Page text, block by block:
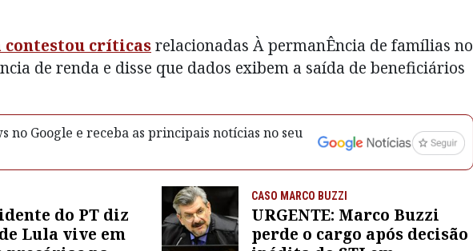
críticasrelacionadas À permanÊncia de famílias no
de renda e disse que dados exibem a saída de beneficiários
no Google e receba as principais notícias no seu
do PT diz
Lula vive em
CASO MARCO BUZZI
URGENTE: Marco Buzzi
perde o cargo após decisão